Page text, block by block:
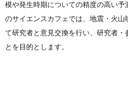
模や発生時期についての精度の高い予
のサイエンスカフェでは、地震・火
て研究者と意見交換を行い、研究者・
とを目的とします。